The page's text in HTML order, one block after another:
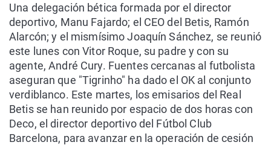
Una delegación bética formada por el director
deportivo, Manu Fajardo; el CEO del Betis, Ramón
Alarcón; y el mismísimo Joaquín Sánchez, se reunió
este lunes con Vitor Roque, su padre y con su
agente, André Cury. Fuentes cercanas al futbolista
aseguran que "Tigrinho" ha dado el OK al conjunto
verdiblanco. Este martes, los emisarios del Real
Betis se han reunido por espacio de dos horas con
Deco, el director deportivo del Fútbol Club
Barcelona, para avanzar en la operación de cesión